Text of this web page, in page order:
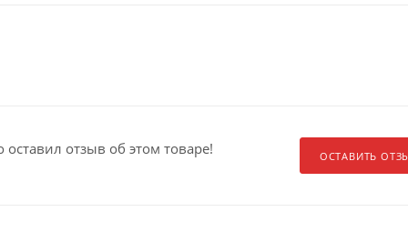
ОСТАВИТЬ
отзыв об этом товаре!